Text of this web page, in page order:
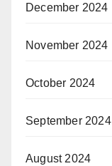
December 2024
November 2024
October 2024
September 2024
August 2024